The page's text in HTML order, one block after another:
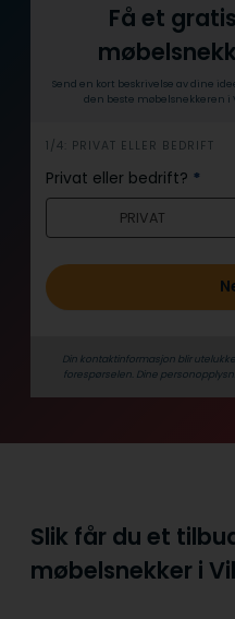
Få et
Send en kort beskrivelse av dine
den beste møbelsnekkeren i
h
e
r
1/4: PRIVAT ELLER BEDRIFT
Privat eller bedrift? *
PRIVAT
Din kontaktinformasjon blir
forespørselen. Dine
Slik får du et
møbelsnekker i